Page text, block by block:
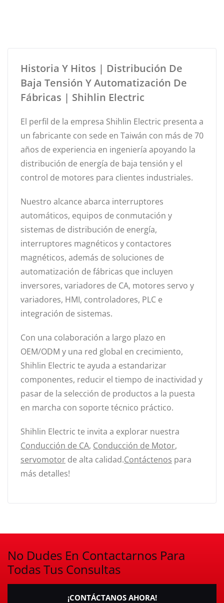
Historia Y Hitos | Distribución De
Baja Tensión Y Automatización De
Fábricas | Shihlin Electric
El perfil de la empresa Shihlin Electric presenta a
un fabricante con sede en Taiwán con más de 70
años de experiencia en ingeniería apoyando la
distribución de energía de baja tensión y el
control de motores para clientes industriales.
Nuestro alcance abarca interruptores
automáticos, equipos de conmutación y
sistemas de distribución de energía,
interruptores magnéticos y contactores
magnéticos, además de soluciones de
automatización de fábricas que incluyen
inversores, variadores de CA, motores servo y
variadores, HMI, controladores, PLC e
integración de sistemas.
Con una colaboración a largo plazo en
OEM/ODM y una red global en crecimiento,
Shihlin Electric te ayuda a estandarizar
componentes, reducir el tiempo de inactividad y
pasar de la selección de productos a la puesta
en marcha con soporte técnico práctico.
Shihlin Electric te invita a explorar nuestra
Conducción de CA, Conducción de Motor,
servomotor de alta calidad.Contáctenos para
más detalles!
No Dudes En Contactarnos Para
Todas Tus Consultas
¡CONTÁCTANOS AHORA!